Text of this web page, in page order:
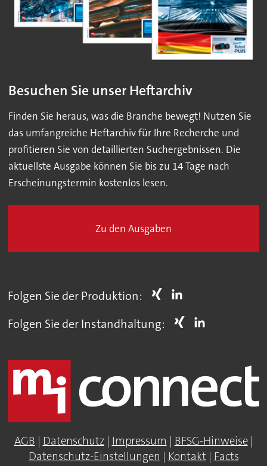
Besuchen Sie unser Heftarchiv
Finden Sie heraus, was die Branche bewegt! Nutzen Sie
das umfangreiche Heftarchiv für Ihre Recherche und
profitieren Sie von detaillierten Suchergebnissen. Die
aktuellste Ausgabe können Sie bis zu 14 Tage nach
Erscheinungstermin kostenlos lesen.
Zu den Ausgaben
Folgen Sie der Produktion:
Folgen Sie der Instandhaltung:
AGB | Datenschutz| Impressum | BFSG-Hinweise|
Datenschutz-Einstellungen | Kontakt| Facts